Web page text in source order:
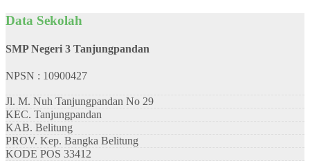
Data Sekolah
SMP Negeri 3 Tanjungpandan
NPSN : 10900427
Jl. M. Nuh Tanjungpandan No 29
KEC. Tanjungpandan
KAB. Belitung
PROV. Kep. Bangka Belitung
KODE POS 33412